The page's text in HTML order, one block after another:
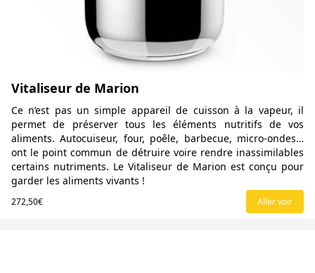
Vitaliseur de Marion
Ce n’est pas un simple appareil de cuisson à la vapeur, il
permet de préserver tous les éléments nutritifs de vos
aliments. Autocuiseur, four, poêle, barbecue, micro-ondes…
ont le point commun de détruire voire rendre inassimilables
certains nutriments. Le Vitaliseur de Marion est conçu pour
garder les aliments vivants !
272,50€ Aller voir